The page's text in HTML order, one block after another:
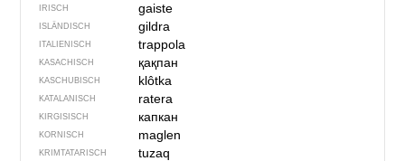
IRISCH gaiste
ISLÄNDISCH gildra
ITALIENISCH trappola
KASACHISCH қақпан
KASCHUBISCH klôtka
KATALANISCH ratera
KIRGISISCH капкан
KORNISCH maglen
KRIMTATARISCH tuzaq